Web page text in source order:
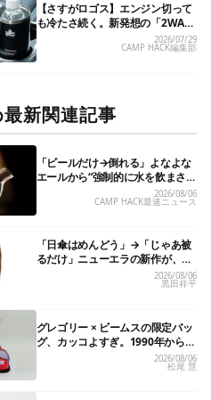
【さすがロゴス】エンジン切って
も冷たさ続く。新発想の「2WAY
仕様ボトルホルダー」が頼りにな
ります
2026/07/29
CAMP HACK編集部
新関連記事
「ビールだけ→倒れる」よなよな
エールから“強制的に水を飲まさ
2026/08/06
CAMP HACK最速ニュース
「日傘はめんどう」→「じゃあ被
るだけ」ニューエラの新作が、真
2026/08/06
黒田祥平
グレゴリー × ビームスの限定バッ
グ、カッコよすぎ。1990年から“3
年のみ使用”されていた、紫タグ
2026/08/06
松尾 慧